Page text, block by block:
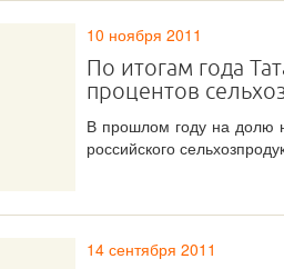
10 ноября 2011
По итогам года
процентов
В прошлом году на долю
российского
14 сентября 2011